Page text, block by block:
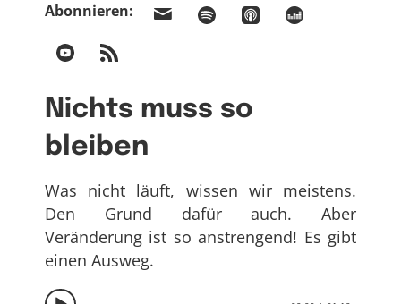
Abonnieren:
Nichts muss so
bleiben
Was nicht läuft, wissen wir meistens.
Den Grund dafür auch. Aber
Veränderung ist so anstrengend! Es gibt
einen Ausweg.